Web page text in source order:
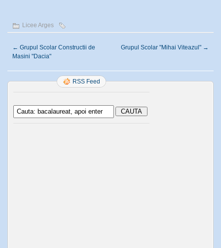
Licee Arges
← Grupul Scolar Constructii de
Masini "Dacia"
Grupul Scolar "Mihai Viteazul" →
RSS Feed